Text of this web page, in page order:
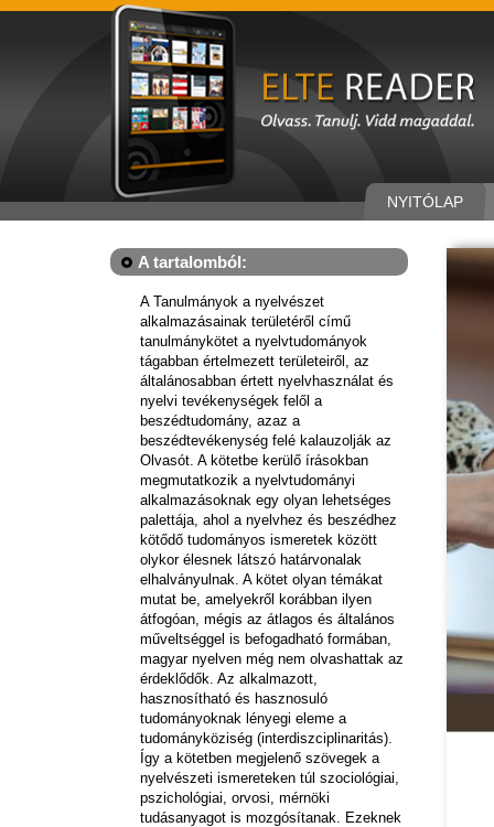
NYITÓLAP
A tartalomból:
A Tanulmányok a nyelvészet
alkalmazásainak területéről című
tanulmánykötet a nyelvtudományok
tágabban értelmezett területeiről, az
általánosabban értett nyelvhasználat és
nyelvi tevékenységek felől a
beszédtudomány, azaz a
beszédtevékenység felé kalauzolják az
Olvasót. A kötetbe kerülő írásokban
megmutatkozik a nyelvtudományi
alkalmazásoknak egy olyan lehetséges
palettája, ahol a nyelvhez és beszédhez
kötődő tudományos ismeretek között
olykor élesnek látszó határvonalak
elhalványulnak. A kötet olyan témákat
mutat be, amelyekről korábban ilyen
átfogóan, mégis az átlagos és általános
műveltséggel is befogadható formában,
magyar nyelven még nem olvashattak az
érdeklődők. Az alkalmazott,
hasznosítható és hasznosuló
tudományoknak lényegi eleme a
tudományköziség (interdiszciplinaritás).
Így a kötetben megjelenő szövegek a
nyelvészeti ismereteken túl szociológiai,
pszichológiai, orvosi, mérnöki
tudásanyagot is mozgósítanak. Ezeknek